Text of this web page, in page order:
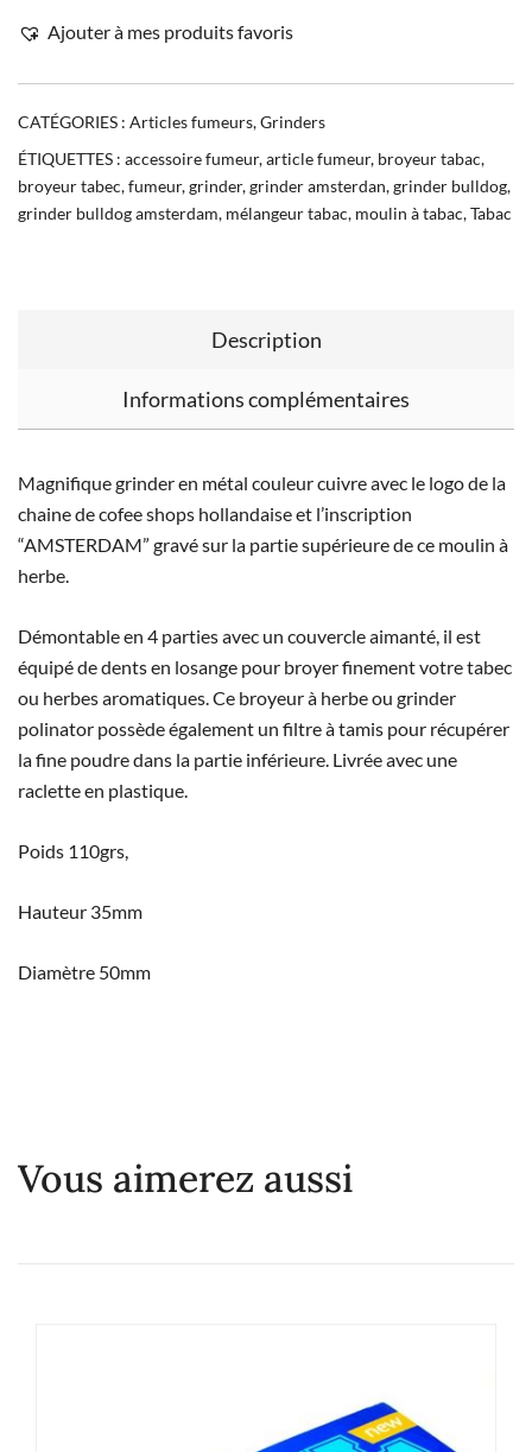
Ajouter à mes produits favoris
CATÉGORIES : Articles fumeurs,Grinders
ÉTIQUETTES : accessoire fumeur,article fumeur, broyeur tabac,
broyeur tabec,fumeur,grinder,grinder amsterdan,grinder bulldog,
grinder bulldog amsterdam, mélangeur tabac, moulin à tabac,Tabac
Description
Informations complémentaires
Magnifique grinder en métal couleur cuivre avec le logo de la
chaine de cofee shops hollandaise et l’inscription
“AMSTERDAM” gravé sur la partie supérieure de ce moulin à
herbe.
Démontable en 4 parties avec un couvercle aimanté, il est
équipé de dents en losange pour broyer finement votre tabec
ou herbes aromatiques. Ce broyeur à herbe ou grinder
polinator possède également un filtre à tamis pour récupérer
la fine poudre dans la partie inférieure. Livrée avec une
raclette en plastique.
Poids 110grs,
Hauteur 35mm
Diamètre 50mm
Vous aimerez aussi